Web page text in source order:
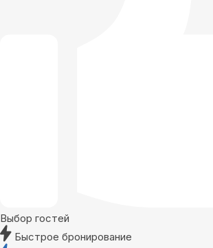
Выбор гостей
Быстрое бронирование